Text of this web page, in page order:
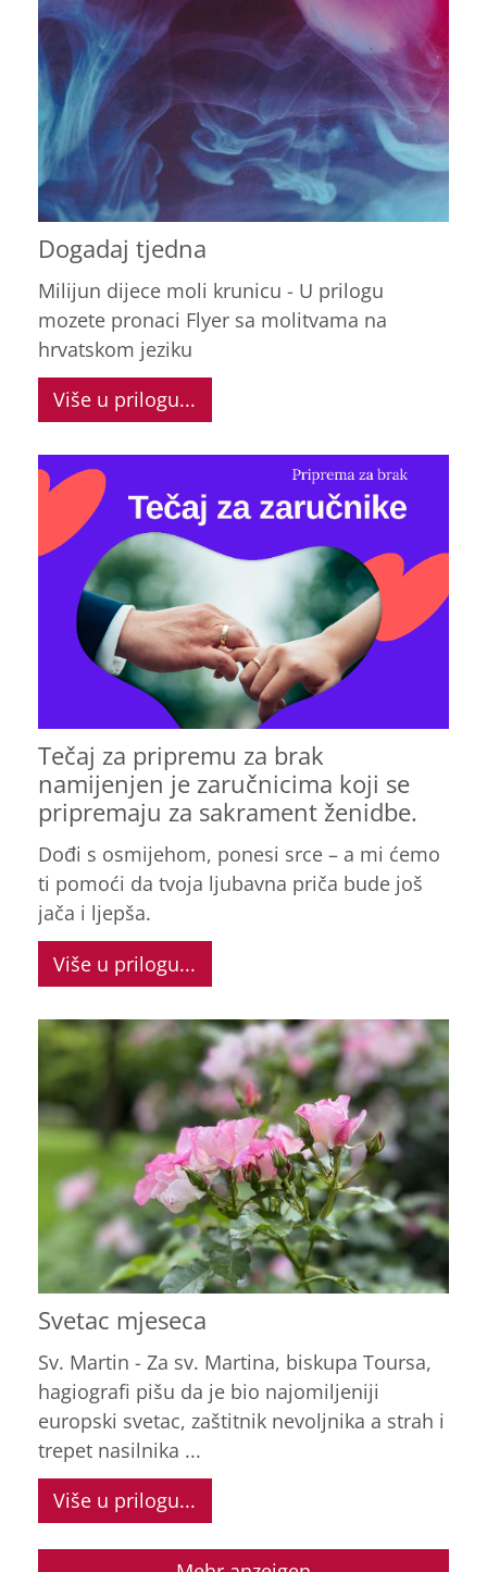
Dogadaj tjedna
Milijun dijece moli krunicu - U prilogu
mozete pronaci Flyer sa molitvama na
hrvatskom jeziku
Više u prilogu...
Tečaj za pripremu za brak
namijenjen je zaručnicima koji se
pripremaju za sakrament ženidbe.
Dođi s osmijehom, ponesi srce – a mi ćemo
ti pomoći da tvoja ljubavna priča bude još
jača i ljepša.
Više u prilogu...
Svetac mjeseca
Sv. Martin - Za sv. Martina, biskupa Toursa,
hagiografi pišu da je bio najomiljeniji
europski svetac, zaštitnik nevoljnika a strah i
trepet nasilnika ...
Više u prilogu...